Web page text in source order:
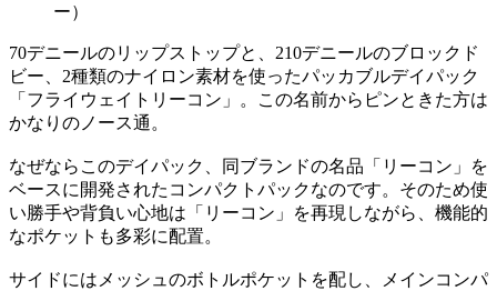
ー）
70デニールのリップストップと、210デニールのブロックド
ビー、2種類のナイロン素材を使ったパッカブルデイパック
「フライウェイトリーコン」。この名前からピンときた方は
かなりのノース通。
なぜならこのデイパック、同ブランドの名品「リーコン」を
ベースに開発されたコンパクトパックなのです。そのため使
い勝手や背負い心地は「リーコン」を再現しながら、機能的
なポケットも多彩に配置。
サイドにはメッシュのボトルポケットを配し、メインコンパ